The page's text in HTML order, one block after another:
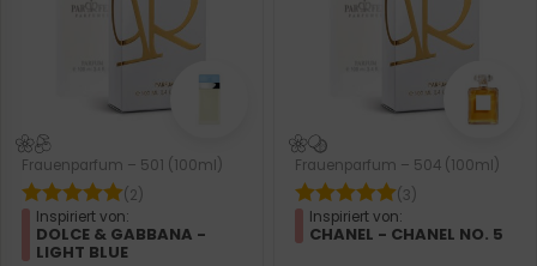
Frauenparfum – 501 (100ml)
(2)
Inspiriert von:
DOLCE & GABBANA -
LIGHT BLUE
Frauenparfum – 504 (100ml)
(3)
Inspiriert von:
CHANEL - CHANEL NO. 5